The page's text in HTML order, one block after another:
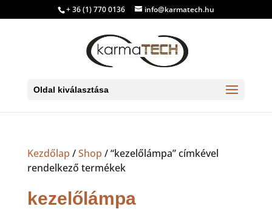
+ 36 (1) 770 0136 info@karmatech.hu
Oldal kiválasztása
Kezdőlap /Shop / “kezelőlámpa” címkével
rendelkező termékek
kezelőlámpa